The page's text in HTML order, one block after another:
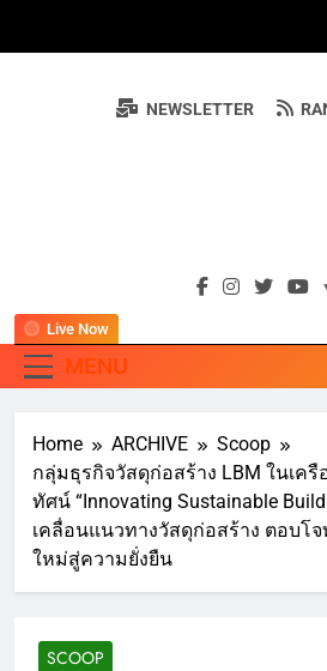
"ครอบคลุมทุกมิติ เพื่
NEWSLETTER
MENU
Live Now
Home ARCHIVE
Scoop
กลุ่มธุรกิจวัสดุก่อสร้าง LBM ในเค
ทัศน์ “Innovating Sustainable
เคลื่อนแนวทางวัสดุก่อสร้าง ตอบโ
ใหม่สู่ความยั่งยืน
SCOOP